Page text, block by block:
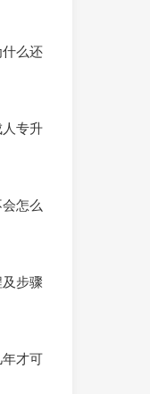
么还
专升
怎么
步骤
才可